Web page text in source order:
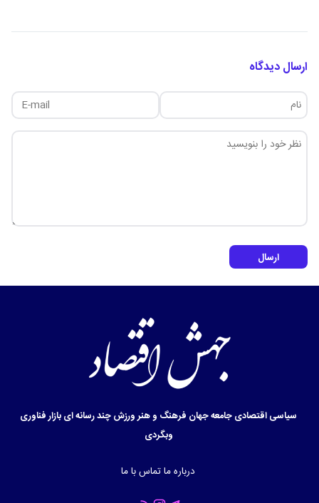
ارسال دیدگاه
ارسال
سیاسیاقتصادیجامعهجهان فرهنگ و هنرورزشچند رسانه ایبازارفناوری
وبگردی
درباره ماتماس با ما